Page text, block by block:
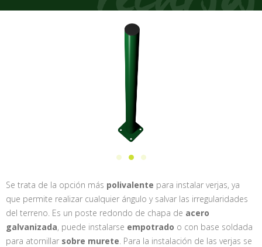
Se trata de la opción más polivalente para instalar verjas, ya
que permite realizar cualquier ángulo y salvar las irregularidades
del terreno. Es un poste redondo de chapa de acero
galvanizada, puede instalarse empotrado o con base soldada
para atornillar sobre murete. Para la instalación de las verjas se